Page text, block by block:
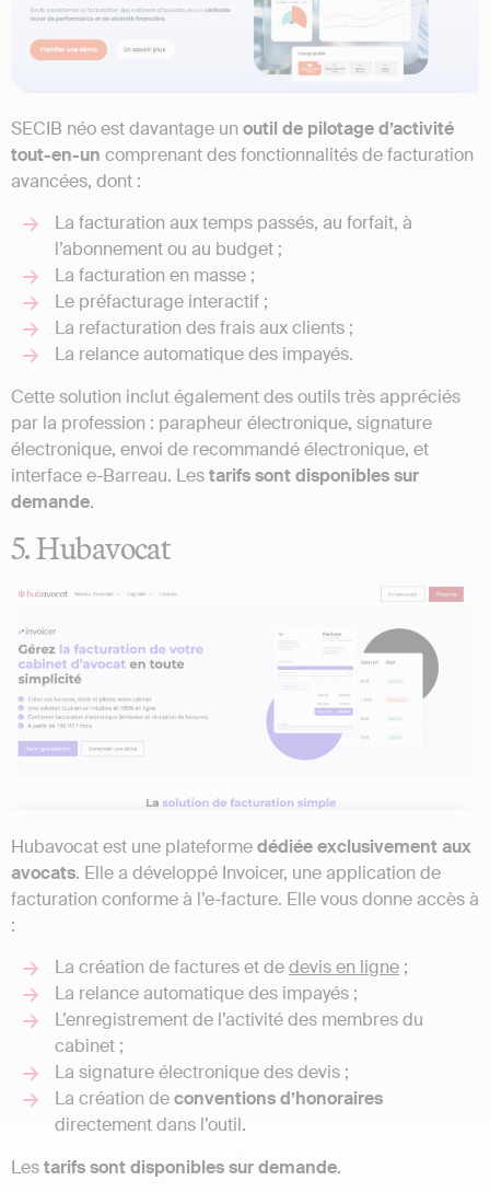
SECIB néo est davantage un outil de pilotage d’activité
tout-en-un comprenant des fonctionnalités de facturation
avancées, dont :
La facturation aux temps passés, au forfait, à
l’abonnement ou au budget ;
La facturation en masse ;
Le préfacturage interactif ;
La refacturation des frais aux clients ;
La relance automatique des impayés.
Cette solution inclut également des outils très appréciés
par la profession : parapheur électronique, signature
électronique, envoi de recommandé électronique, et
interface e-Barreau. Lestarifs sont disponibles sur
demande.
5. Hubavocat
Hubavocat est une plateformedédiée exclusivement aux
avocats. Elle a développé Invoicer, une application de
facturation conforme à l’e-facture. Elle vous donne accès à
:
La création de factures et dedevis en ligne ;
La relance automatique des impayés ;
L’enregistrement de l’activité des membres du
cabinet ;
La signature électronique des devis ;
La création deconventions d’honoraires
directement dans l’outil.
Lestarifs sont disponibles sur demande.